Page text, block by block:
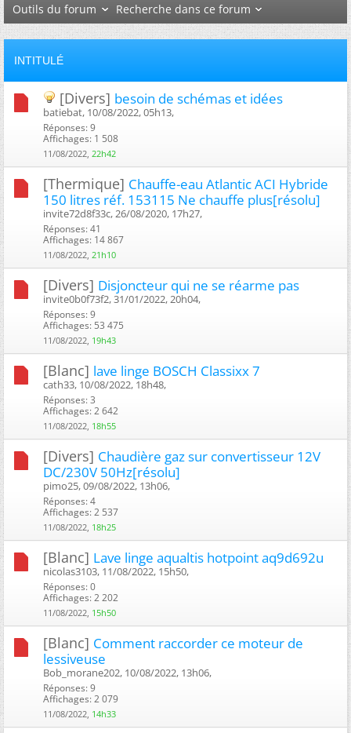
Outils du forum Recherche dans ce forum
INTITULÉ
[Divers] besoin de schémas et idées
batiebat, 10/08/2022, 05h13, ‎
Réponses: 9
Affichages: 1 508
11/08/2022, 22h42
[Thermique] Chauffe-eau Atlantic ACI Hybride
150 litres réf. 153115 Ne chauffe plus[résolu]
invite72d8f33c, 26/08/2020, 17h27, ‎
Réponses: 41
Affichages: 14 867
11/08/2022, 21h10
[Divers] Disjoncteur qui ne se réarme pas
invite0b0f73f2, 31/01/2022, 20h04, ‎
Réponses: 9
Affichages: 53 475
11/08/2022, 19h43
[Blanc] lave linge BOSCH Classixx 7
cath33, 10/08/2022, 18h48, ‎
Réponses: 3
Affichages: 2 642
11/08/2022, 18h55
[Divers] Chaudière gaz sur convertisseur 12V
DC/230V 50Hz[résolu]
pimo25, 09/08/2022, 13h06, ‎
Réponses: 4
Affichages: 2 537
11/08/2022, 18h25
[Blanc] Lave linge aqualtis hotpoint aq9d692u
nicolas3103, 11/08/2022, 15h50, ‎
Réponses: 0
Affichages: 2 202
11/08/2022, 15h50
[Blanc] Comment raccorder ce moteur de
lessiveuse
Bob_morane202, 10/08/2022, 13h06, ‎
Réponses: 9
Affichages: 2 079
11/08/2022, 14h33